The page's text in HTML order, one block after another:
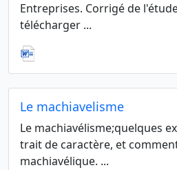
Entreprises. Corrigé de
télécharger ...
Le machiavelisme
Le machiavélisme;quelques
trait de caractère, et
machiavélique. ...